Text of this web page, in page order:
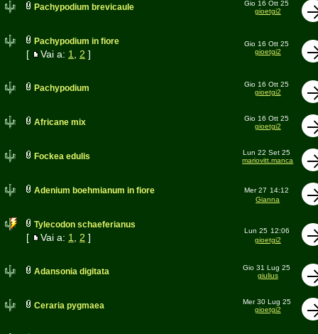
Pachypodium brevicaule
Gio 16 Ott 25
gioetgi2
Pachypodium in fiore
[ Vai a: 1 2 ]
Gio 16 Ott 25
gioetgi2
Pachypodium
Gio 16 Ott 25
gioetgi2
Africane mix
Gio 16 Ott 25
gioetgi2
Fockea edulis
Lun 22 Set 25
mariovitt.manca
Adenium boehmianum in fiore Mer 27 14:12
Gianna
Tylecodon schaeferianus
[ Vai a: 1 2 ]
Lun 25 12:06
gioetgi2
Adansonia digitata
Gio 31 Lug 25
giulius
Ceraria pygmaea
Mer 30 Lug 25
gioetgi2